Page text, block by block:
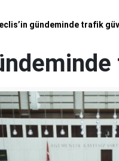
gündeminde trafik